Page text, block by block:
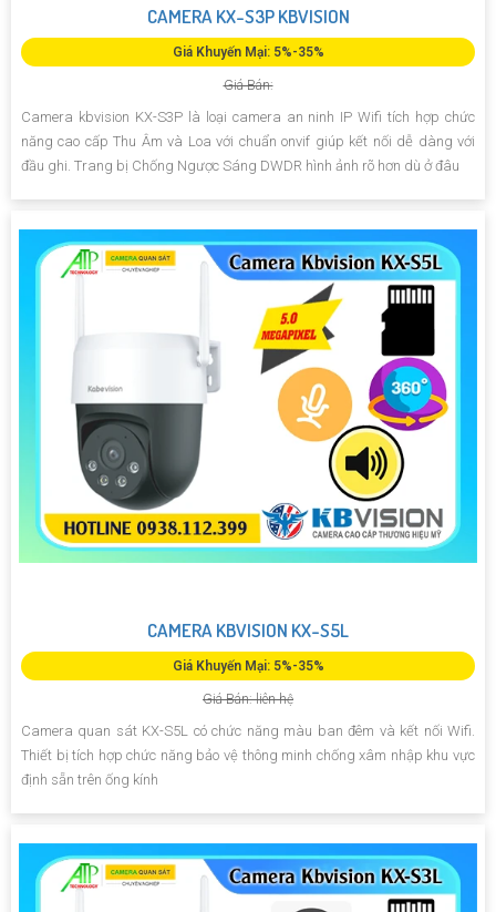
CAMERA KX-S3P KBVISION
Giá Khuyến Mại: 5%-35%
Giá Bán:
Camera kbvision KX-S3P là loại camera an ninh IP Wifi tích hợp chức
năng cao cấp Thu Âm và Loa với chuẩn onvif giúp kết nối dễ dàng với
đầu ghi. Trang bị Chống Ngược Sáng DWDR hình ảnh rõ hơn dù ở đâu
CAMERA KBVISION KX-S5L
Giá Khuyến Mại: 5%-35%
Giá Bán: liên hệ
Camera quan sát KX-S5L có chức năng màu ban đêm và kết nối Wifi.
Thiết bị tích hợp chức năng bảo vệ thông minh chống xâm nhập khu vực
định sẵn trên ống kính